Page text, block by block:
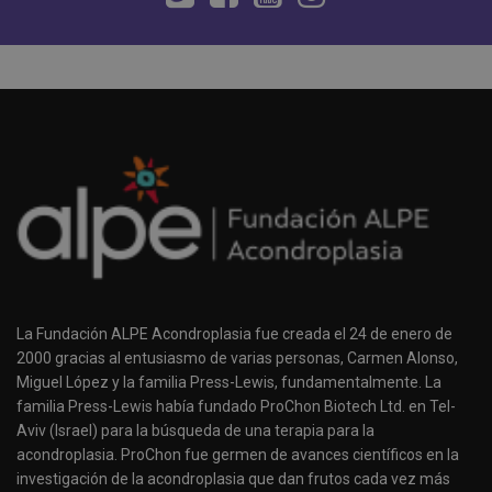
La Fundación ALPE Acondroplasia fue creada el 24 de enero de
2000 gracias al entusiasmo de varias personas, Carmen Alonso,
Miguel López y la familia Press-Lewis, fundamentalmente. La
familia Press-Lewis había fundado ProChon Biotech Ltd. en Tel-
Aviv (Israel) para la búsqueda de una terapia para la
acondroplasia. ProChon fue germen de avances científicos en la
investigación de la acondroplasia que dan frutos cada vez más